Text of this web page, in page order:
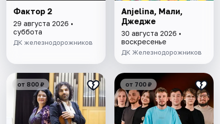
Фактор 2
29 августа 2026 •
суббота
ДК железнодорожников
Anjelina, Мали,
Джедже
30 августа 2026 •
воскресенье
ДК Железнодорожников
от 800 ₽ от 700 ₽